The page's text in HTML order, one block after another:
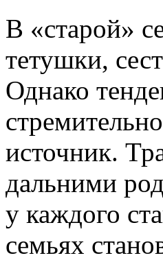
В «старой»
тетушки,
Однако
источник.
дальними
у каждого
семьях